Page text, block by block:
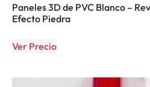
Paneles 3D de PVC Blanco –
Efecto Piedra
Ver Precio